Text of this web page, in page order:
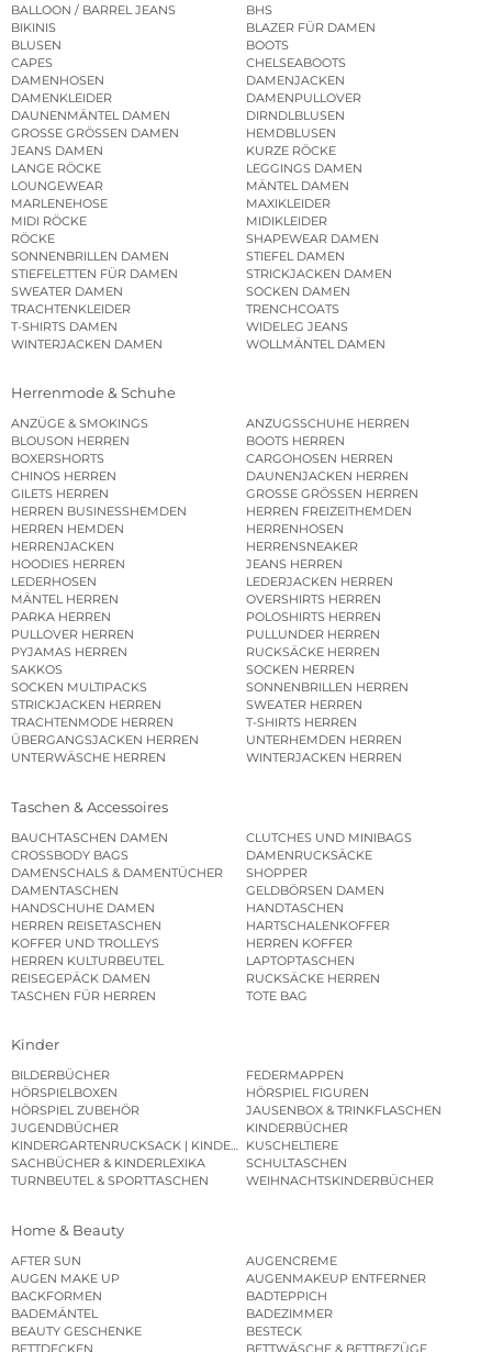
BALLOON / BARREL JEANS
BHS
BIKINIS
BLAZER FÜR DAMEN
BLUSEN
BOOTS
CAPES
CHELSEABOOTS
DAMENHOSEN
DAMENJACKEN
DAMENKLEIDER
DAMENPULLOVER
DAUNENMÄNTEL DAMEN
DIRNDLBLUSEN
GROSSE GRÖSSEN DAMEN
HEMDBLUSEN
JEANS DAMEN
KURZE RÖCKE
LANGE RÖCKE
LEGGINGS DAMEN
LOUNGEWEAR
MÄNTEL DAMEN
MARLENEHOSE
MAXIKLEIDER
MIDI RÖCKE
MIDIKLEIDER
RÖCKE
SHAPEWEAR DAMEN
SONNENBRILLEN DAMEN
STIEFEL DAMEN
STIEFELETTEN FÜR DAMEN
STRICKJACKEN DAMEN
SWEATER DAMEN
SOCKEN DAMEN
TRACHTENKLEIDER
TRENCHCOATS
T-SHIRTS DAMEN
WIDELEG JEANS
WINTERJACKEN DAMEN
WOLLMÄNTEL DAMEN
Herrenmode & Schuhe
ANZÜGE & SMOKINGS
ANZUGSSCHUHE HERREN
BLOUSON HERREN
BOOTS HERREN
BOXERSHORTS
CARGOHOSEN HERREN
CHINOS HERREN
DAUNENJACKEN HERREN
GILETS HERREN
GROSSE GRÖSSEN HERREN
HERREN BUSINESSHEMDEN
HERREN FREIZEITHEMDEN
HERREN HEMDEN
HERRENHOSEN
HERRENJACKEN
HERRENSNEAKER
HOODIES HERREN
JEANS HERREN
LEDERHOSEN
LEDERJACKEN HERREN
MÄNTEL HERREN
OVERSHIRTS HERREN
PARKA HERREN
POLOSHIRTS HERREN
PULLOVER HERREN
PULLUNDER HERREN
PYJAMAS HERREN
RUCKSÄCKE HERREN
SAKKOS
SOCKEN HERREN
SOCKEN MULTIPACKS
SONNENBRILLEN HERREN
STRICKJACKEN HERREN
SWEATER HERREN
TRACHTENMODE HERREN
T-SHIRTS HERREN
ÜBERGANGSJACKEN HERREN
UNTERHEMDEN HERREN
UNTERWÄSCHE HERREN
WINTERJACKEN HERREN
Taschen & Accessoires
BAUCHTASCHEN DAMEN
CLUTCHES UND MINIBAGS
CROSSBODY BAGS
DAMENRUCKSÄCKE
DAMENSCHALS & DAMENTÜCHER
SHOPPER
DAMENTASCHEN
GELDBÖRSEN DAMEN
HANDSCHUHE DAMEN
HANDTASCHEN
HERREN REISETASCHEN
HARTSCHALENKOFFER
KOFFER UND TROLLEYS
HERREN KOFFER
HERREN KULTURBEUTEL
LAPTOPTASCHEN
REISEGEPÄCK DAMEN
RUCKSÄCKE HERREN
TASCHEN FÜR HERREN
TOTE BAG
Kinder
BILDERBÜCHER
FEDERMAPPEN
HÖRSPIELBOXEN
HÖRSPIEL FIGUREN
HÖRSPIEL ZUBEHÖR
JAUSENBOX & TRINKFLASCHEN
JUGENDBÜCHER
KINDERBÜCHER
KINDERGARTENRUCKSACK | KINDERGARTENBEUTEL
KUSCHELTIERE
SACHBÜCHER & KINDERLEXIKA
SCHULTASCHEN
TURNBEUTEL & SPORTTASCHEN
WEIHNACHTSKINDERBÜCHER
Home & Beauty
AFTER SUN
AUGENCREME
AUGEN MAKE UP
AUGENMAKEUP ENTFERNER
BACKFORMEN
BADTEPPICH
BADEMÄNTEL
BADEZIMMER
BEAUTY GESCHENKE
BESTECK
BETTDECKEN
BETTWÄSCHE & BETTBEZÜGE